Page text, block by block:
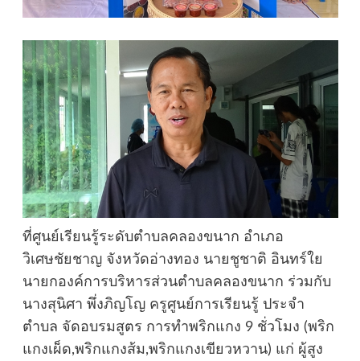
ที่ศูนย์เรียนรู้ระดับตำบลคลองขนาก อำเภอ
วิเศษชัยชาญ จังหวัดอ่างทอง นายชูชาติ อินทร์ใย
นายกองค์การบริหารส่วนตำบลคลองขนาก ร่วมกับ
นางสุนิศา พึ่งภิญโญ ครูศูนย์การเรียนรู้ ประจำ
ตำบล จัดอบรมสูตร การทำพริกแกง 9 ชั่วโมง (พริก
แกงเผ็ด,พริกแกงส้ม,พริกแกงเขียวหวาน) แก่ ผู้สูง